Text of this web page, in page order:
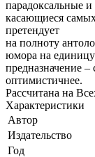
парадоксальные
касающиеся
претендует
на полноту
юмора на единицу
предназначение
оптимистичнее.
Рассчитана на
Характеристики
Автор
Издательство
Год